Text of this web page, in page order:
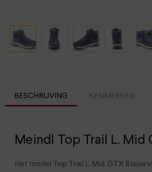
BESCHRIJVING KENMERKEN
Meindl Top Trail L. Mid
Het model Top Trail L. Mid. GTX